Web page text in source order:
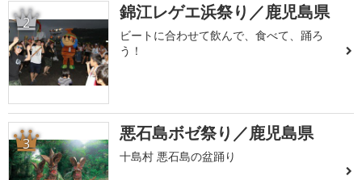
2 錦江レゲエ浜祭り／鹿児島県
ビートに合わせて飲んで、食べて、踊ろ
う！
3 悪石島ボゼ祭り／鹿児島県
十島村 悪石島の盆踊り